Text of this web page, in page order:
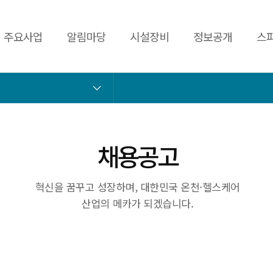
주요사업 알림마당 시설장비 정보공개 스
채용공고
혁신을 꿈꾸고 성장하며, 대한민국 온천·헬스케어
산업의 메카가 되겠습니다.